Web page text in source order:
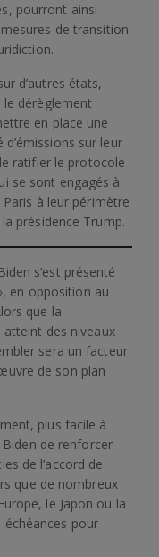
pourront ainsi
de transition
d’autres états,
dérèglement
en place une
sur leur
ratifier le protocole
se sont engagés à
à leur périmètre
présidence Trump.
s’est présenté
en opposition au
que la
des niveaux
sera un facteur
de son plan
plus facile à
Biden de renforcer
de l’accord de
que de nombreux
le Japon ou la
échéances pour